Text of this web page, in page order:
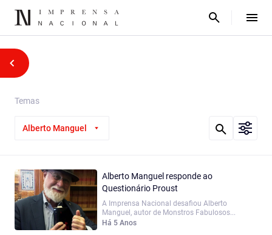
Temas
Alberto Manguel
Alberto Manguel responde ao
Questionário Proust
A Imprensa Nacional desafiou Alberto
Manguel, autor de Monstros Fabulosos...
Há 5 Anos